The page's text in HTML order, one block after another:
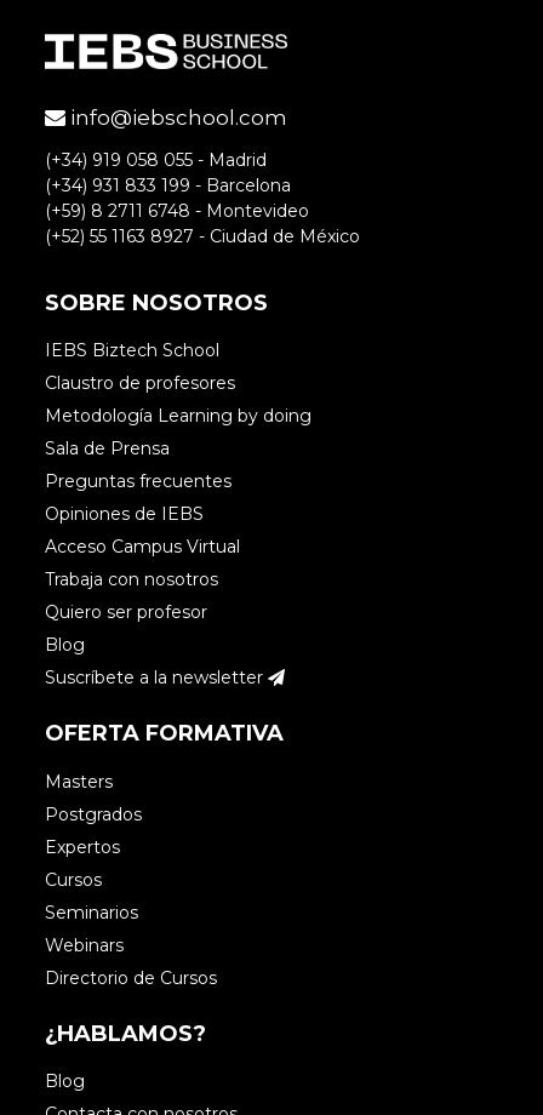
info@iebschool.com
(+34) 919 058 055 - Madrid
(+34) 931 833 199 - Barcelona
(+59) 8 2711 6748 - Montevideo
(+52) 55 1163 8927 - Ciudad de México
SOBRE NOSOTROS
IEBS Biztech School
Claustro de profesores
Metodología Learning by doing
Sala de Prensa
Preguntas frecuentes
Opiniones de IEBS
Acceso Campus Virtual
Trabaja con nosotros
Quiero ser profesor
Blog
Suscríbete a la newsletter
OFERTA FORMATIVA
Masters
Postgrados
Expertos
Cursos
Seminarios
Webinars
Directorio de Cursos
¿HABLAMOS?
Blog